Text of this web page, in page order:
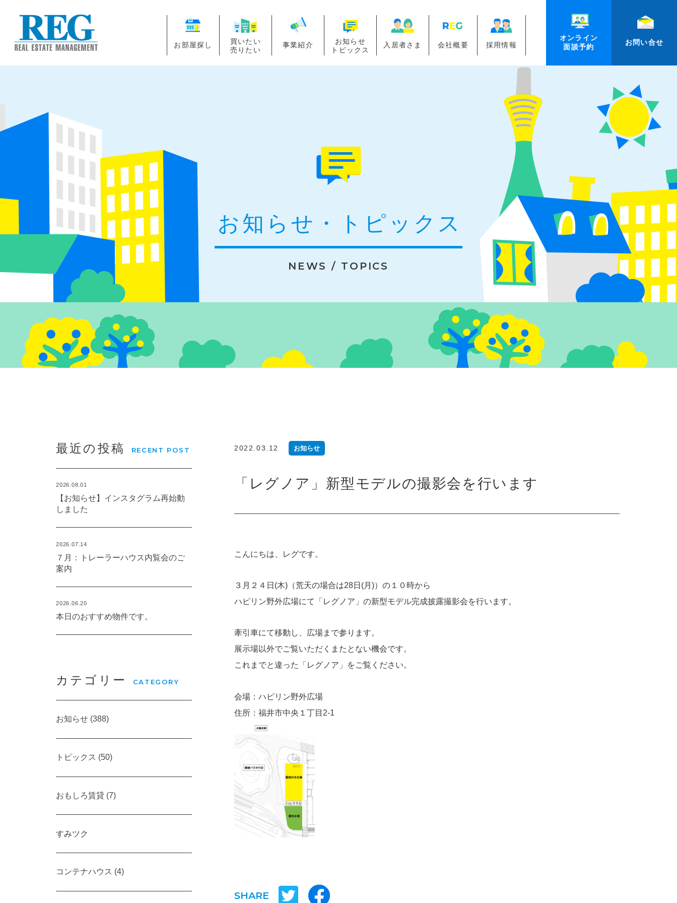
お部屋探し
買いたい
売りたい
事業紹介
お知らせ
トピックス
入居者さま 会社概要 採用情報
オンライン
面談予約
お問い合せ
お知らせ・ トピックス
NEWS / TOPICS
2022.03.12 お知らせ
「レグノア」新型モデルの撮影会を行います
こんにちは、レグです。
３月２４日(木)（荒天の場合は28日(月)）の１０時から
ハピリン野外広場にて「レグノア」の新型モデル完成披露撮影会を行います。
牽引車にて移動し、広場まで参ります。
展示場以外でご覧いただくまたとない機会です。
これまでと違った「レグノア」をご覧ください。
会場：ハピリン野外広場
住所：福井市中央１丁目2-1
SHARE
最近の投稿 RECENT POST
2026.08.01
【お知らせ】インスタグラム再始動
しました
2026.07.14
７月：トレーラーハウス内覧会のご
案内
2026.06.20
本日のおすすめ物件です。
カテゴリー CATEGORY
お知らせ (388)
トピックス (50)
おもしろ賃貸 (7)
すみツク
コンテナハウス (4)